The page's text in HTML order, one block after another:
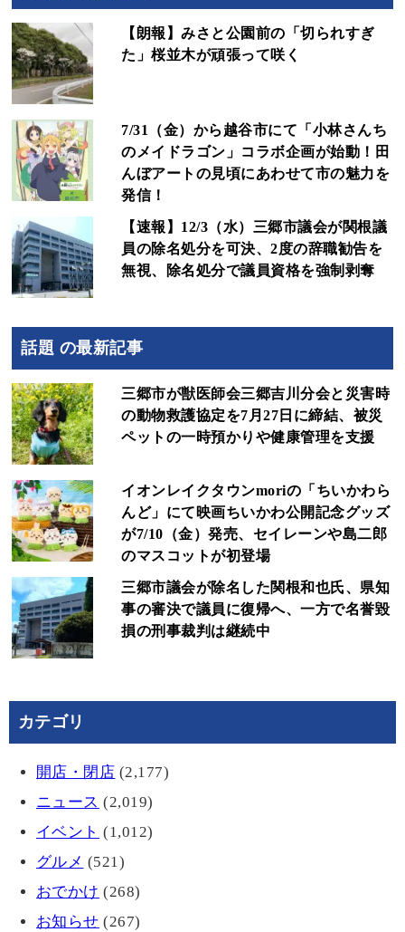
【朗報】みさと公園前の「切られすぎ
た」桜並木が頑張って咲く
7/31（金）から越谷市にて「小林さんち
のメイドラゴン」コラボ企画が始動！田
んぼアートの見頃にあわせて市の魅力を
発信！
【速報】12/3（水）三郷市議会が関根議
員の除名処分を可決、2度の辞職勧告を
無視、除名処分で議員資格を強制剥奪
話題 の最新記事
三郷市が獣医師会三郷吉川分会と災害時
の動物救護協定を7月27日に締結、被災
ペットの一時預かりや健康管理を支援
イオンレイクタウンmoriの「ちいかわら
んど」にて映画ちいかわ公開記念グッズ
が7/10（金）発売、セイレーンや島二郎
のマスコットが初登場
三郷市議会が除名した関根和也氏、県知
事の審決で議員に復帰へ、一方で名誉毀
損の刑事裁判は継続中
カテゴリ
開店・閉店 (2,177)
ニュース (2,019)
イベント (1,012)
グルメ (521)
おでかけ (268)
お知らせ (267)